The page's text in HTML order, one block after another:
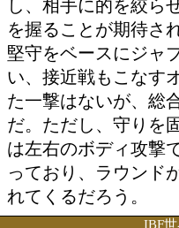
勝ち予想